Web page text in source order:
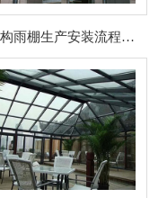
钢结构雨棚生产安装流程是什么？